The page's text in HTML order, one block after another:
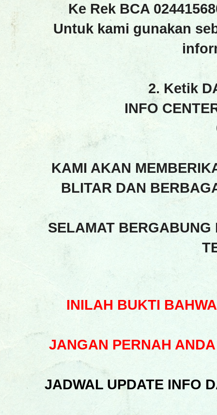
Ke Rek BCA
Untuk kami gunakan
2. Ketik
INFO
KAMI AKAN
BLITAR DAN
SELAMAT
INILAH BUKTI
JANGAN PERNAH
JADWAL UPDATE INFO